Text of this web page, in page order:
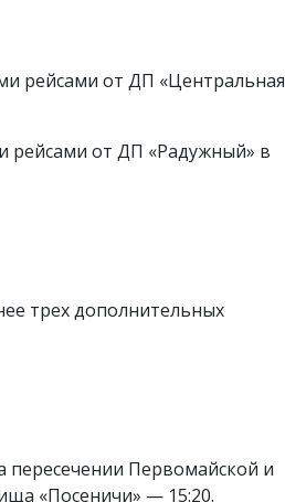
рейсами от ДП «Центральная
от ДП «Радужный» в
трех дополнительных
пересечении Первомайской и
«Посеничи» — 15:20.